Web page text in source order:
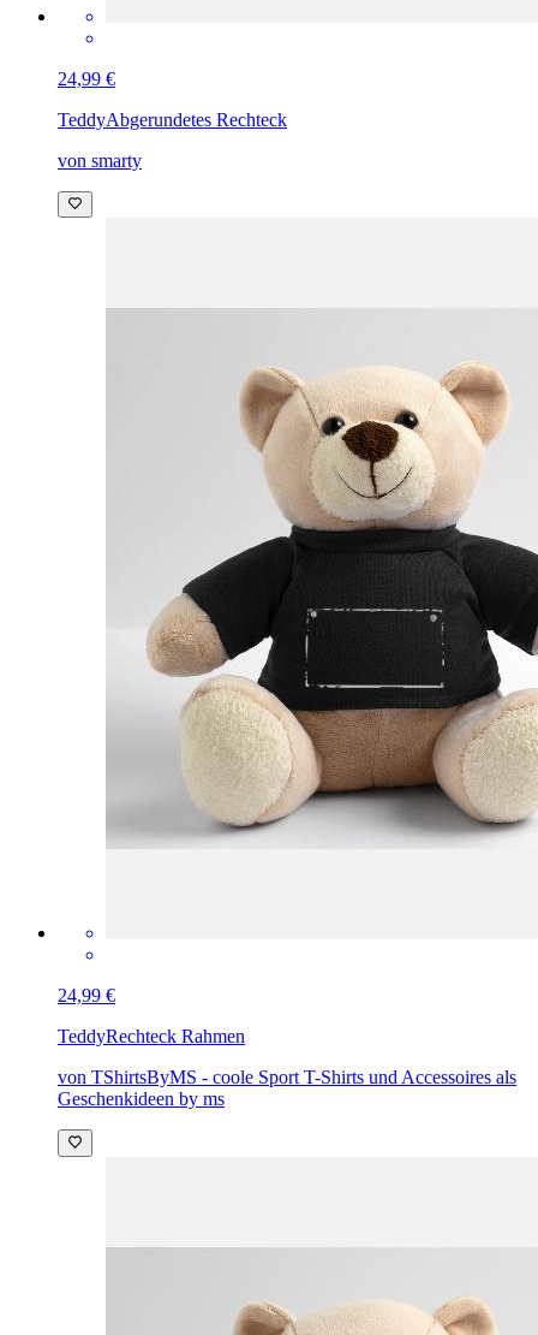
24,99 €
TeddyAbgerundetes Rechteck
von smarty
24,99 €
TeddyRechteck Rahmen
von TShirtsByMS - coole Sport T-Shirts und Accessoires als
Geschenkideen by ms